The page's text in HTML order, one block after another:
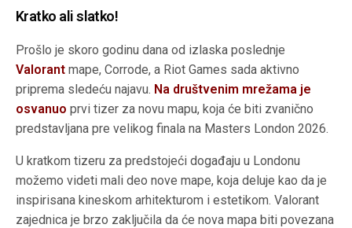
Kratko ali slatko!
Prošlo je skoro godinu dana od izlaska poslednje
Valorant mape, Corrode, a Riot Games sada aktivno
priprema sledeću najavu. Na društvenim mrežama je
osvanuo prvi tizer za novu mapu, koja će biti zvanično
predstavljana pre velikog finala na Masters London 2026.
U kratkom tizeru za predstojeći događaju u Londonu
možemo videti mali deo nove mape, koja deluje kao da je
inspirisana kineskom arhitekturom i estetikom. Valorant
zajednica je brzo zaključila da će nova mapa biti povezana